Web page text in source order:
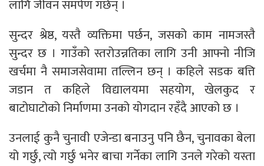
लागि जीवन समर्पण गर्छन् ।
सुन्दर श्रेष्ठ, यस्तै व्यक्तिमा पर्छन, जसको काम नामजस्तै
सुन्दर छ । गाउँको स्तरोउन्नतिका लागि उनी आफ्नो नीजि
खर्चमा नै समाजसेवामा तल्लिन छन् । कहिले सडक बत्ति
जडान त कहिले विद्यालयमा सहयोग, खेलकुद र
बाटोघाटोको निर्माणमा उनको योगदान रहँदै आएको छ ।
उनलाई कुनै चुनावी एजेन्डा बनाउनु पनि छैन, चुनावका बेला
यो गर्छु, त्यो गर्छु भनेर बाचा गर्नेका लागि उनले गरेको यस्ता